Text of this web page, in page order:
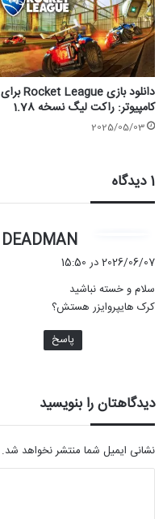
دانلود بازی Rocket League برای
کامپیوتر: راکت لیگ نسخه 1.78
2025/05/03
1 دیدگاه
DEADMAN
2026/06/07 در 15:50
سلام و خسته نباشید
کرک هایپروایزر هستش؟
پاسخ
دیدگاهتان را بنویسید
نشانی ایمیل شما منتشر نخواهد شد.